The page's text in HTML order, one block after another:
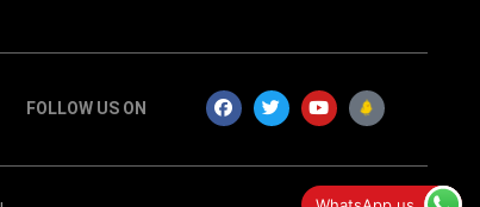
FOLLOW US ON
सन्त रविदास जयंती पर जालौन में निकली कलश बंधन